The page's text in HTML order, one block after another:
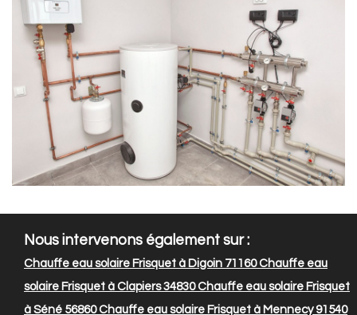
Nous intervenons également sur :
Chauffe eau solaire Frisquet à Digoin 71160Chauffe eau
solaire Frisquet à Clapiers 34830Chauffe eau solaire Frisquet
à Séné 56860Chauffe eau solaire Frisquet à Mennecy 91540